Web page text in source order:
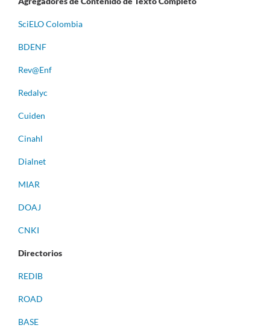
SciELO Colombia
BDENF
Rev@Enf
Redalyc
Cuiden
Cinahl
Dialnet
MIAR
DOAJ
CNKI
Directorios
REDIB
ROAD
BASE